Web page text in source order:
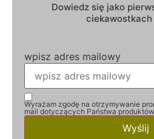
Dowiedz się jako
ciekawostkach
wpisz adres mailowy
Wyrażam zgodę na otrzymywanie
mail dotyczących Państwa produktów